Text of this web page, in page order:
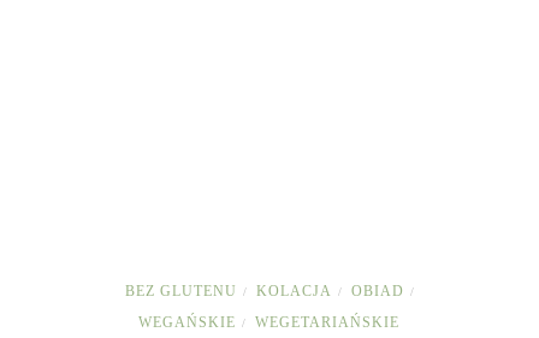
BEZ GLUTENU / KOLACJA / OBIAD /
WEGAŃSKIE / WEGETARIAŃSKIE